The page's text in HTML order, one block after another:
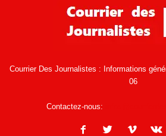
Courrier Des Journalistes : Informations
06
Contactez-nous: